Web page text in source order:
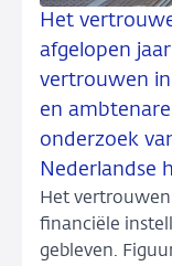
Het
afgelopen
vertrouwen
en
onderzoek
Nederlandse
Het
financiële
gebleven.